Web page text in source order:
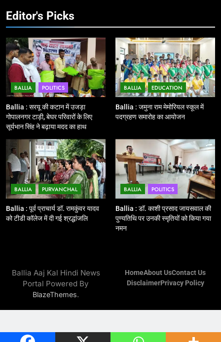
13
Ballia : त्यौहारों पर शांति व्यवस्था को
लेकर पुलिस ने किया रूट मार्च
BALLIA NATIONAL
14
Ballia : एमएलसी रविशंकर सिंह पप्पू की
BALLIA NATIONAL
15
Ballia : बच्चों के लिये पार्क नहीं, छुट्टियों
में हो जाते है मायूस
BALLIA NATIONAL
NATIONAL
अधूरे निर्माण कार्य पर कार्यदायी संस्थाओं
Editor's Picks
BALLIA POLITICS
Ballia : सरयू की कटान में उजड़ा
गोपालनगर टाड़ी, बेघर परिवारों के लिए
सूर्यभान सिंह ने बढ़ाया मदद का हाथ
BALLIA EDUCATION
Ballia : जमुना राम मेमोरियल स्कूल में
पदग्रहण समारोह का आयोजन
BALLIA PURVANCHAL
Ballia : पूर्व प्राचार्य डॉ. रामकुंवर यादव
को टीडी कॉलेज में दी गई श्रद्धांजलि
BALLIA POLITICS
Ballia : डॉ. काशी प्रसाद जायसवाल की
पुण्यतिथि पर उनकी स्मृतियों को किया गया
नमन
Ballia Aaj Kal Hindi News
Portal Powered By
BlazeThemes.
HomeAbout UsContact Us
DisclaimerPrivacy Policy